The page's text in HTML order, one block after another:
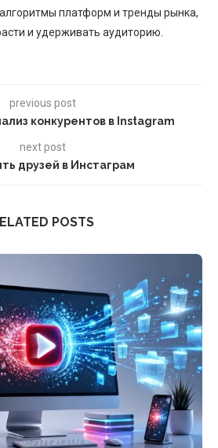
платформ и тренды рынка,
и удерживать аудиторию.
previous post
конкурентов в Instagram
next post
друзей в Инстаграм
POSTS